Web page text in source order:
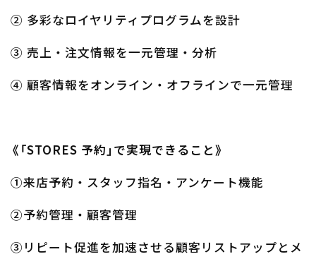
② 多彩なロイヤリティプログラムを設計
③ 売上・注文情報を一元管理・分析
④ 顧客情報をオンライン・オフラインで一元管理
《「STORES 予約」で実現できること》
①来店予約・スタッフ指名・アンケート機能
②予約管理・顧客管理
③リピート促進を加速させる顧客リストアップとメ